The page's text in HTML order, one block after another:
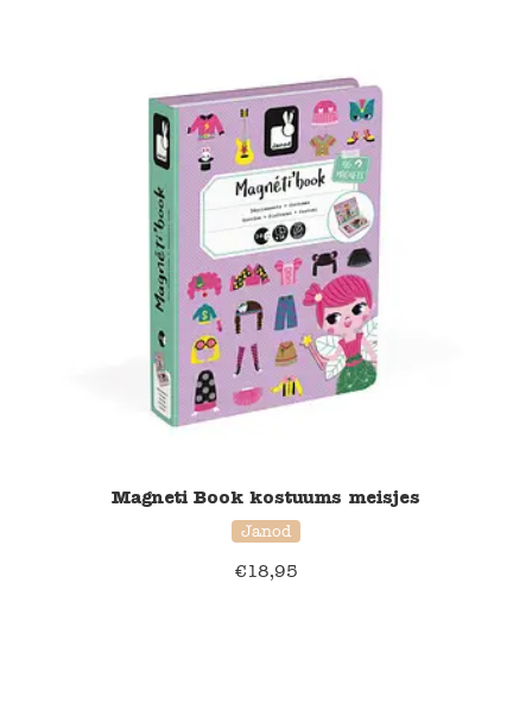
Magneti Book kostuums meisjes
Janod
€18,95